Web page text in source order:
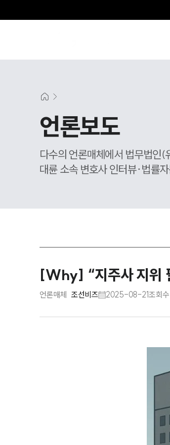
언론보도
다수의 언론매체에서 법무법인
대륜 소속 변호사 인터뷰·법률
[Why] “지주사 지위
언론매체 조선비즈 2025-08-21조회수